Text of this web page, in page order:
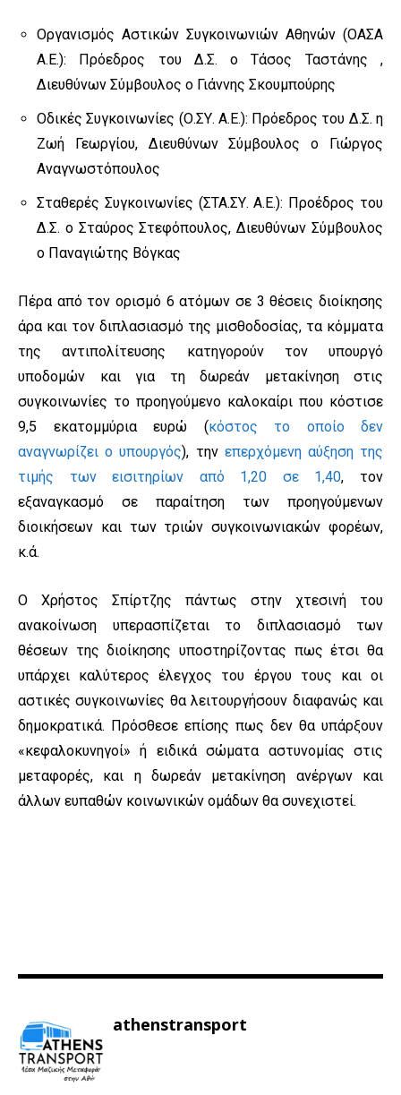
Οργανισμός Αστικών Συγκοινωνιών Αθηνών (ΟΑΣΑ
Α.Ε.): Πρόεδρος του Δ.Σ. ο Τάσος Ταστάνης ,
Διευθύνων Σύμβουλος ο Γιάννης Σκουμπούρης
Οδικές Συγκοινωνίες (Ο.ΣΥ. Α.Ε.): Πρόεδρος του Δ.Σ. η
Ζωή Γεωργίου, Διευθύνων Σύμβουλος ο Γιώργος
Αναγνωστόπουλος
Σταθερές Συγκοινωνίες (ΣΤΑ.ΣΥ. Α.Ε.): Προέδρος του
Δ.Σ. ο Σταύρος Στεφόπουλος, Διευθύνων Σύμβουλος
ο Παναγιώτης Βόγκας
Πέρα από τον ορισμό 6 ατόμων σε 3 θέσεις διοίκησης
άρα και τον διπλασιασμό της μισθοδοσίας, τα κόμματα
της αντιπολίτευσης κατηγορούν τον υπουργό
υποδομών και για τη δωρεάν μετακίνηση στις
συγκοινωνίες το προηγούμενο καλοκαίρι που κόστισε
9,5 εκατομμύρια ευρώ (κόστος το οποίο δεν
αναγνωρίζει ο υπουργός), την επερχόμενη αύξηση της
τιμής των εισιτηρίων από 1,20 σε 1,40, τον
εξαναγκασμό σε παραίτηση των προηγούμενων
διοικήσεων και των τριών συγκοινωνιακών φορέων,
κ.ά.
Ο Χρήστος Σπίρτζης πάντως στην χτεσινή του
ανακοίνωση υπερασπίζεται το διπλασιασμό των
θέσεων της διοίκησης υποστηρίζοντας πως έτσι θα
υπάρχει καλύτερος έλεγχος του έργου τους και οι
αστικές συγκοινωνίες θα λειτουργήσουν διαφανώς και
δημοκρατικά. Πρόσθεσε επίσης πως δεν θα υπάρξουν
«κεφαλοκυνηγοί» ή ειδικά σώματα αστυνομίας στις
μεταφορές, και η δωρεάν μετακίνηση ανέργων και
άλλων ευπαθών κοινωνικών ομάδων θα συνεχιστεί.
athenstransport